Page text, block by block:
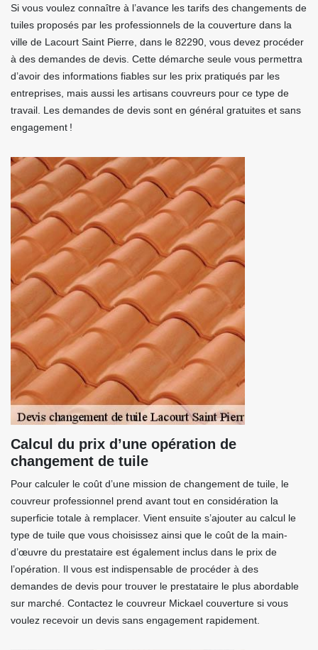
Si vous voulez connaître à l’avance les tarifs des changements de
tuiles proposés par les professionnels de la couverture dans la
ville de Lacourt Saint Pierre, dans le 82290, vous devez procéder
à des demandes de devis. Cette démarche seule vous permettra
d’avoir des informations fiables sur les prix pratiqués par les
entreprises, mais aussi les artisans couvreurs pour ce type de
travail. Les demandes de devis sont en général gratuites et sans
engagement !
Calcul du prix d’une opération de
changement de tuile
Pour calculer le coût d’une mission de changement de tuile, le
couvreur professionnel prend avant tout en considération la
superficie totale à remplacer. Vient ensuite s’ajouter au calcul le
type de tuile que vous choisissez ainsi que le coût de la main-
d’œuvre du prestataire est également inclus dans le prix de
l’opération. Il vous est indispensable de procéder à des
demandes de devis pour trouver le prestataire le plus abordable
sur marché. Contactez le couvreur Mickael couverture si vous
voulez recevoir un devis sans engagement rapidement.